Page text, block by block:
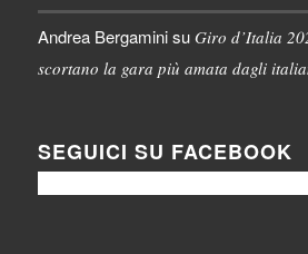
Andrea Bergaminisu Giro d’Italia
scortano la gara più amata dagli
SEGUICI SU FACEBOOK